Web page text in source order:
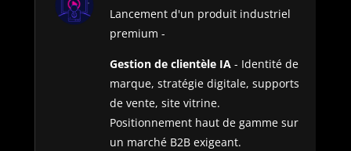
Lancement d'un produit industriel
premium -
Gestion de clientèle IA- Identité de
marque, stratégie digitale, supports
de vente, site vitrine.
Positionnement haut de gamme sur
un marché B2B exigeant.